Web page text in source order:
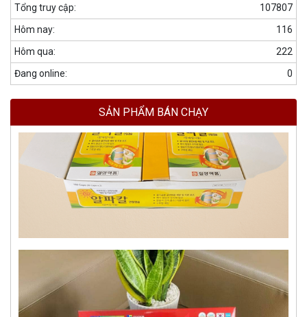
107807
Tổng truy cập:
116
Hôm nay:
222
Hôm qua:
0
Đang online:
SẢN PHẨM BÁN CHẠY